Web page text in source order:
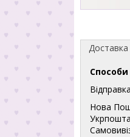
Доставка
Нова
Укрпошта